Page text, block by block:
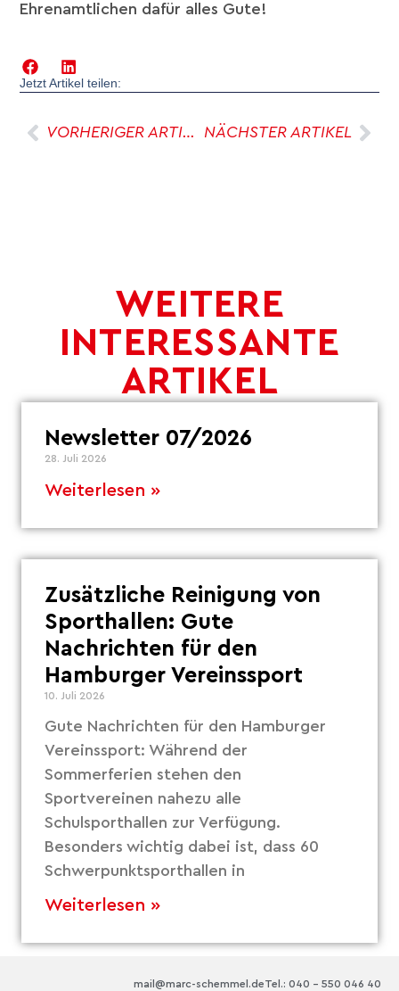
Ehrenamtlichen dafür alles Gute!
Jetzt Artikel teilen:
VORHERIGER ARTIKEL NÄCHSTER ARTIKEL
WEITERE
INTERESSANTE
ARTIKEL
Newsletter 07/2026
28. Juli 2026
Weiterlesen »
Zusätzliche Reinigung von
Sporthallen: Gute
Nachrichten für den
Hamburger Vereinssport
10. Juli 2026
Gute Nachrichten für den Hamburger
Vereinssport: Während der
Sommerferien stehen den
Sportvereinen nahezu alle
Schulsporthallen zur Verfügung.
Besonders wichtig dabei ist, dass 60
Schwerpunktsporthallen in
Weiterlesen »
Tel.: 040 – 550 046 40
mail@marc-schemmel.de